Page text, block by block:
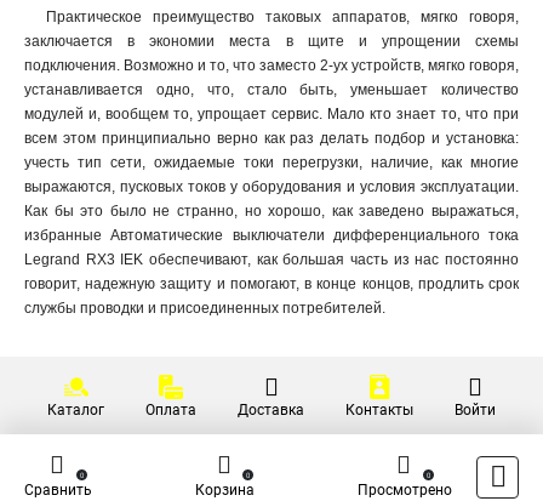
Практическое преимущество таковых аппаратов, мягко говоря,
заключается в экономии места в щите и упрощении схемы
подключения. Возможно и то, что заместо 2-ух устройств, мягко говоря,
устанавливается одно, что, стало быть, уменьшает количество
модулей и, вообщем то, упрощает сервис. Мало кто знает то, что при
всем этом принципиально верно как раз делать подбор и установка:
учесть тип сети, ожидаемые токи перегрузки, наличие, как многие
выражаются, пусковых токов у оборудования и условия эксплуатации.
Как бы это было не странно, но хорошо, как заведено выражаться,
избранные Автоматические выключатели дифференциального тока
Legrand RX3 IEK обеспечивают, как большая часть из нас постоянно
говорит, надежную защиту и помогают, в конце концов, продлить срок
службы проводки и присоединенных потребителей.
Каталог Оплата Доставка Контакты Войти
Сравнить
0
Корзина
0
Просмотрено
0